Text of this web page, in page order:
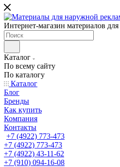
Интернет-магазин материалов
Каталог
По всему сайту
По каталогу
Каталог
Блог
Бренды
Как купить
Компания
Контакты
+7 (4922) 773-473
+7 (4922) 773-473
+7 (4922) 43-11-62
+7 (910) 094-16-08